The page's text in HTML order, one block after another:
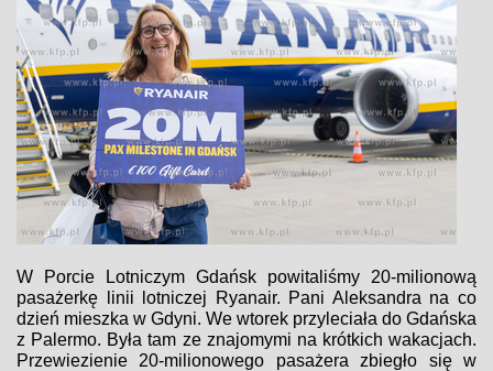
W Porcie Lotniczym Gdańsk powitaliśmy 20-milionową
pasażerkę linii lotniczej Ryanair. Pani Aleksandra na co
dzień mieszka w Gdyni. We wtorek przyleciała do Gdańska
z Palermo. Była tam ze znajomymi na krótkich wakacjach.
Przewiezienie 20-milionowego pasażera zbiegło się w